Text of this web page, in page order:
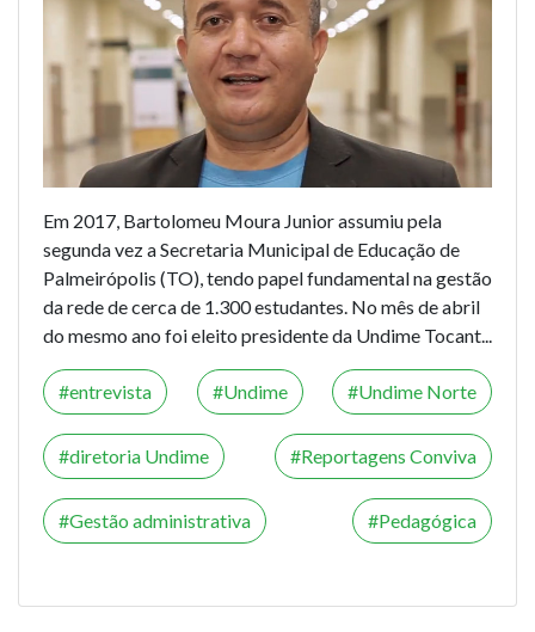
Em 2017, Bartolomeu Moura Junior assumiu pela
segunda vez a Secretaria Municipal de Educação de
Palmeirópolis (TO), tendo papel fundamental na gestão
da rede de cerca de 1.300 estudantes. No mês de abril
do mesmo ano foi eleito presidente da Undime Tocant...
entrevista Undime Undime Norte
diretoria Undime Reportagens Conviva
Gestão administrativa Pedagógica